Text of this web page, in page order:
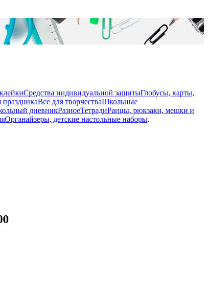
Средства индивидуальной защитыГлобусы, карты,
Все для творчестваШкольные
дневникРазноеТетрадиРанцы, рюкзаки, мешки и
Органайзеры, детские настольные наборы,